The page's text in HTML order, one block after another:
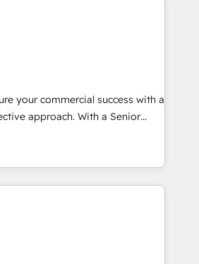
ongoing support or project-based
service packages designed to fit
machine is well-oiled and
and HubSpot, we bring a
and experience to the table.
to your business's unique
approach that aligns
your commercial success with a
approach. With a Senior
of experience in HubSpot,
of SaaS, Business
together with Retail. We
your Sales, Marketing &
insights in your
We're good at RevOps,
your marketing, sales &
with AI, designing and building